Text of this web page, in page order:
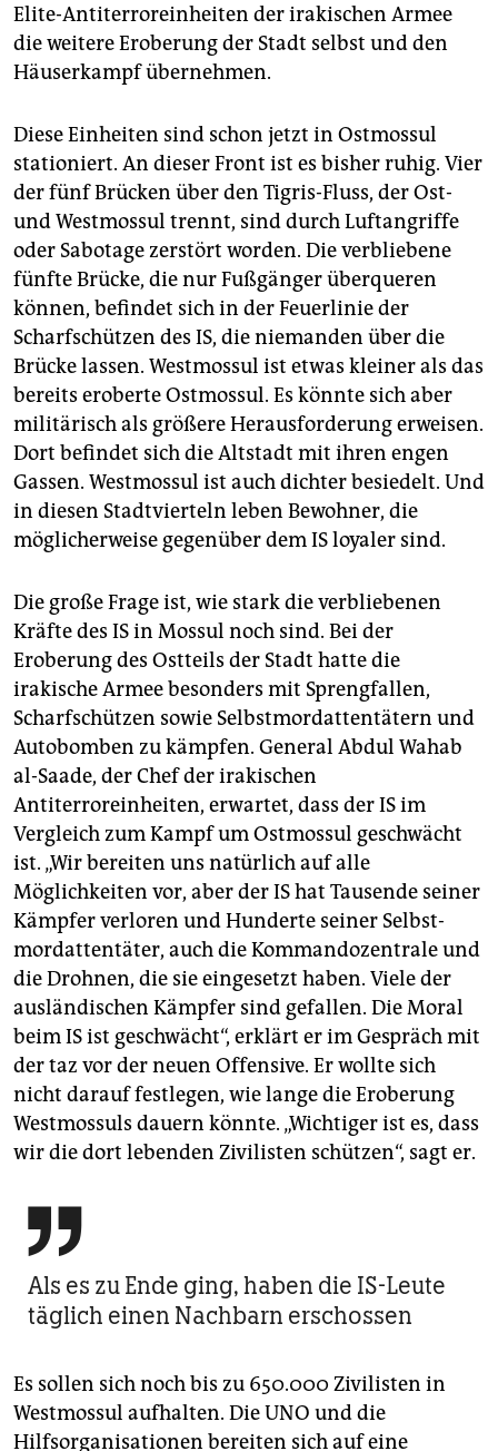
Elite-Antiterroreinheiten der irakischen Armee
die weitere Eroberung der Stadt selbst und den
Häuserkampf übernehmen.
Diese Einheiten sind schon jetzt in Ostmossul
stationiert. An dieser Front ist es bisher ruhig. Vier
der fünf Brücken über den Tigris-Fluss, der Ost-
und Westmossul trennt, sind durch Luftangriffe
oder Sabotage zerstört worden. Die verbliebene
fünfte Brücke, die nur Fußgänger überqueren
können, befindet sich in der Feuerlinie der
Scharfschützen des IS, die niemanden über die
Brücke lassen. Westmossul ist etwas kleiner als das
bereits eroberte Ostmossul. Es könnte sich aber
militärisch als größere Herausforderung erweisen.
Dort befindet sich die Altstadt mit ihren engen
Gassen. Westmossul ist auch dichter besiedelt. Und
in diesen Stadtvierteln leben Bewohner, die
möglicherweise gegenüber dem IS loyaler sind.
Die große Frage ist, wie stark die verbliebenen
Kräfte des IS in Mossul noch sind. Bei der
Eroberung des Ostteils der Stadt hatte die
irakische Armee besonders mit Sprengfallen,
Scharfschützen sowie Selbstmordattentätern und
Autobomben zu kämpfen. General Abdul Wahab
al-Saade, der Chef der irakischen
Antiterroreinheiten, erwartet, dass der IS im
Vergleich zum Kampf um Ostmossul geschwächt
ist. „Wir bereiten uns natürlich auf alle
Möglichkeiten vor, aber der IS hat Tausende seiner
Kämpfer verloren und Hunderte seiner Selbst­
mord­attentäter, auch die Kommandozentrale und
die Drohnen, die sie eingesetzt haben. Viele der
ausländischen Kämpfer sind gefallen. Die Moral
beim IS ist geschwächt“, erklärt er im Gespräch mit
der taz vor der neuen Offensive. Er wollte sich
nicht darauf festlegen, wie lange die Eroberung
Westmossuls dauern könnte. „Wichtiger ist es, dass
wir die dort lebenden Zivilisten schützen“, sagt er.

Als es zu Ende ging, haben die IS-Leute
täglich einen Nachbarn erschossen
Es sollen sich noch bis zu 650.000 Zivilisten in
Westmossul aufhalten. Die UNO und die
Hilfsorganisationen bereiten sich auf eine